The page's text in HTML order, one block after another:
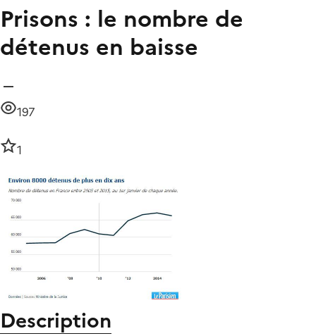
Prisons : le nombre de
détenus en baisse
197
1
Description